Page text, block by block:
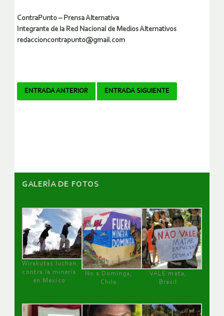
ContraPunto – Prensa Alternativa
Integrante de la Red Nacional de Medios Alternativos
redaccioncontrapunto@gmail.com
Navegador
ENTRADA ANTERIOR ENTRADA SIGUIENTE
GALERÌA DE FOTOS
Wirakutas luchan
contra la minería
en México
No a Dominga,
Chile
VALE mata,
Brasil